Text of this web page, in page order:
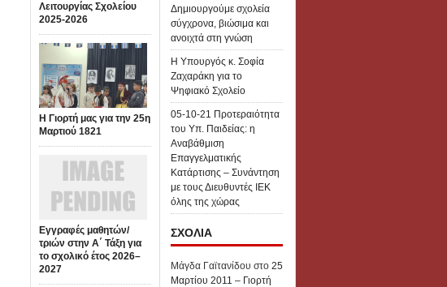
Λειτουργίας Σχολείου
2025-2026
Η Γιορτή μας για την 25η
Μαρτιού 1821
Εγγραφές μαθητών/
τριών στην Α΄ Τάξη για
το σχολικό έτος 2026–
2027
Δημιουργούμε σχολεία
σύγχρονα, βιώσιμα και
ανοιχτά στη γνώση
Η Υπουργός κ. Σοφία
Ζαχαράκη για το
Ψηφιακό Σχολείο
05-10-21 Προτεραιότητα
του Υπ. Παιδείας: η
Αναβάθμιση
Επαγγελματικής
Κατάρτισης – Συνάντηση
με τους Διευθυντές ΙΕΚ
όλης της χώρας
ΣΧΟΛΙΑ
Μάγδα Γαϊτανίδου στο 25
Μαρτίου 2011 – Γιορτή